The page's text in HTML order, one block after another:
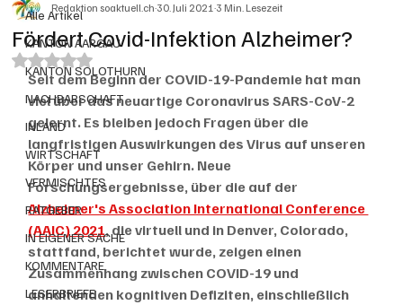
Alle Artikel
KANTON AARGAU
KANTON SOLOTHURN
NACHBARSCHAFT
INLAND
WIRTSCHAFT
VERMISCHTES
RATGEBER
IN EIGENER SACHE
KOMMENTARE
LESERBRIEFE
Fördert Covid-Infektion Alzheimer?
Redaktion soaktuell.ch30. Juli 20213 Min. Lesezeit
Mit NaN von 5 Sternen bewertet.
Seit dem Beginn der COVID-19-Pandemie hat man
viel über das neuartige Coronavirus SARS-CoV-2
gelernt. Es bleiben jedoch Fragen über die
langfristigen Auswirkungen des Virus auf unseren
Körper und unser Gehirn. Neue
Forschungsergebnisse, über die auf der
Alzheimer's Association International Conference
(AAIC) 2021, die virtuell und in Denver, Colorado,
stattfand, berichtet wurde, zeigen einen
Zusammenhang zwischen COVID-19 und
anhaltenden kognitiven Defiziten, einschließlich